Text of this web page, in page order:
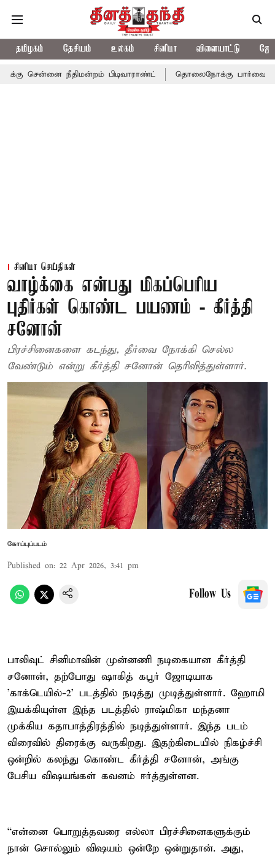
தமிழகம் தேசியம் உலகம் சினிமா விளையாட்டு
சென்னை நீதிமன்றம் பிடிவாராண்ட் தொலைநோக்கு பார்வையுடன்
சினிமா செய்திகள்
வாழ்க்கை என்பது மிகப்பெரிய
புதிர்கள் கொண்ட பயணம் - கீர்த்தி
சனோன்
பிரச்சினைகளை கடந்து, தீர்வை நோக்கி செல்ல
வேண்டும் என்று கீர்த்தி சனோன் தெரிவித்துள்ளார்.
கோப்புப்படம்
Published on: 22 Apr 2026, 3:41 pm
Follow Us
பாலிவுட் சினிமாவின் முன்னணி நடிகையான கீர்த்தி
சனோன், தற்போது ஷாகித் கபூர் ஜோடியாக
'காக்டெயில்-2' படத்தில் நடித்து முடித்துள்ளார். ஹோமி
இயக்கியுள்ள இந்த படத்தில் ராஷ்மிகா மந்தனா
முக்கிய கதாபாத்திரத்தில் நடித்துள்ளார். இந்த படம்
விரைவில் திரைக்கு வருகிறது. இதற்கிடையில் நிகழ்ச்சி
ஒன்றில் கலந்து கொண்ட கீர்த்தி சனோன், அங்கு
பேசிய விஷயங்கள் கவனம் ஈர்த்துள்ளன.
“என்னை பொறுத்தவரை எல்லா பிரச்சினைகளுக்கும்
நான் சொல்லும் விஷயம் ஒன்றே ஒன்றுதான். அது,